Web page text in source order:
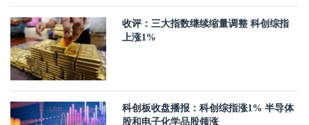
收评：三大指数继续缩量调整 科创综指
上涨1%
科创板收盘播报：科创综指涨1% 半导体
股和电子化学品股领涨